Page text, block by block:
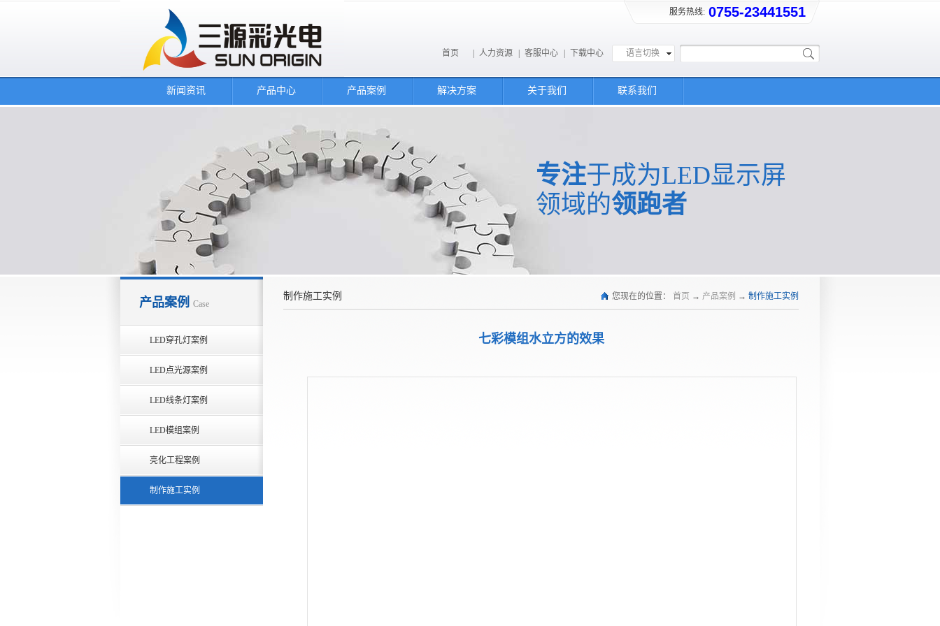
服务热线: 0755-23441551
语言切换
首页 人力资源 客服中心 下载中心
新闻资讯 产品中心 产品案例 解决方案 关于我们 联系我们
专注于成为LED显示屏
领域的领跑者
产品案例 Case
LED穿孔灯案例
LED点光源案例
LED线条灯案例
LED模组案例
亮化工程案例
制作施工实例
制作施工实例 您现在的位置： 首页 → 产品案例 → 制作施工实例
七彩模组水立方的效果